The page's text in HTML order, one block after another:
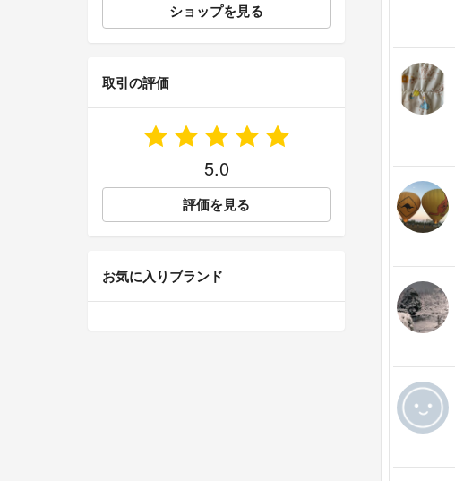
ショップを見る
取引の評価
5.0
評価を見る
お気に入りブランド